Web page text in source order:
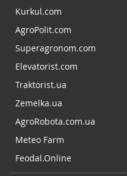
Kurkul.com
AgroPolit.com
Superagronom.com
Elevatorist.com
Traktorist.ua
Zemelka.ua
AgroRobota.com.ua
Meteo Farm
Feodal.Online